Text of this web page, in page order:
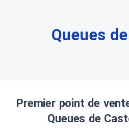
Queues
Premier point de
Queues de